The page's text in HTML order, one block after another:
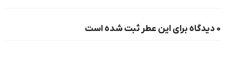
0 دیدگاه برای این عطر ثبت شده است